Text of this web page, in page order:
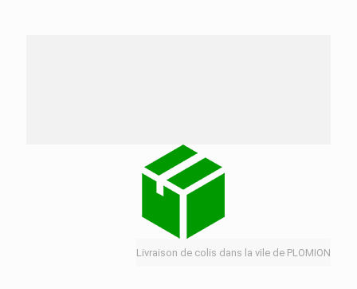
Livraison de colis dans la vile de PLOMION